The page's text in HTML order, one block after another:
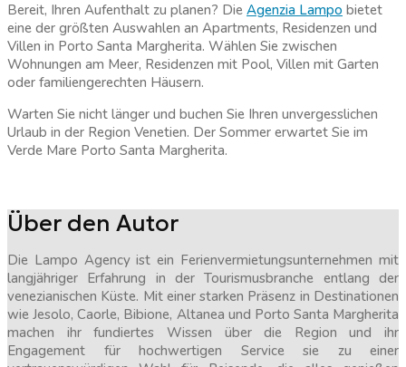
Bereit, Ihren Aufenthalt zu planen? Die Agenzia Lampo bietet
eine der größten Auswahlen an Apartments, Residenzen und
Villen in Porto Santa Margherita. Wählen Sie zwischen
Wohnungen am Meer, Residenzen mit Pool, Villen mit Garten
oder familiengerechten Häusern.
Warten Sie nicht länger und buchen Sie Ihren unvergesslichen
Urlaub in der Region Venetien. Der Sommer erwartet Sie im
Verde Mare Porto Santa Margherita.
Über den Autor
Die Lampo Agency ist ein Ferienvermietungsunternehmen mit
langjähriger Erfahrung in der Tourismusbranche entlang der
venezianischen Küste. Mit einer starken Präsenz in Destinationen
wie Jesolo, Caorle, Bibione, Altanea und Porto Santa Margherita
machen ihr fundiertes Wissen über die Region und ihr
Engagement für hochwertigen Service sie zu einer